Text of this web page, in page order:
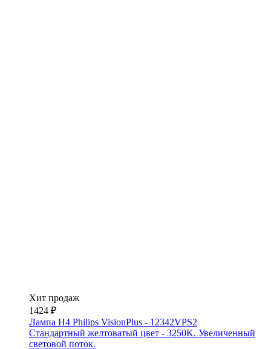
Хит продаж
1424 ₽
Лампа H4 Philips VisionPlus - 12342VPS2
Стандартный желтоватый цвет - 3250K. Увеличенный
световой поток.